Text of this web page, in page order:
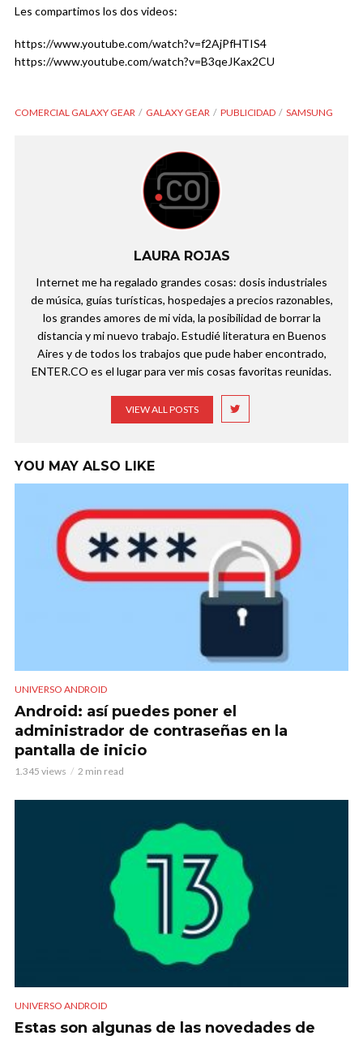
Les compartimos los dos videos:
https://www.youtube.com/watch?v=f2AjPfHTIS4
https://www.youtube.com/watch?v=B3qeJKax2CU
COMERCIAL GALAXY GEAR GALAXY GEAR PUBLICIDAD SAMSUNG
LAURA ROJAS
Internet me ha regalado grandes cosas: dosis industriales
de música, guías turísticas, hospedajes a precios razonables,
los grandes amores de mi vida, la posibilidad de borrar la
distancia y mi nuevo trabajo. Estudié literatura en Buenos
Aires y de todos los trabajos que pude haber encontrado,
ENTER.CO es el lugar para ver mis cosas favoritas reunidas.
VIEW ALL POSTS
YOU MAY ALSO LIKE
UNIVERSO ANDROID
Android: así puedes poner el
administrador de contraseñas en la
pantalla de inicio
1.345 views 2 min read
UNIVERSO ANDROID
Estas son algunas de las novedades de